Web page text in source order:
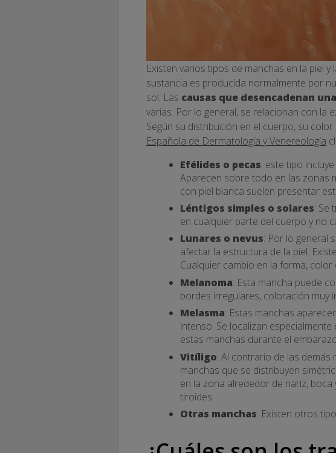
Existen varios tipos de manchas en la piel
sustancia es producida normalmente por
sol. Las causas que desencadenan
varias. Por lo general, se relacionan con la
Según su distribución en el cuerpo, su
Española de Dermatología y Venereología
Efélides o pecas: este tipo
Aparecen sobre todo en las zonas
con piel blanca suelen presentar
Léntigos simples o solares: Se
en cualquier parte del cuerpo y no
Lunares o nevus: Por lo general
afectar la estructura de la piel.
Cualquier cambio en la forma,
Melanoma: Esta mancha puede
bordes irregulares, coloración muy
Melasma: Estas manchas
intenso. Se localizan
estas manchas durante el
Vitíligo: Al contrario de las demás
manchas que se distribuyen
en la zona alrededor de nariz,
tiroides.
Otras manchas: Existen otros